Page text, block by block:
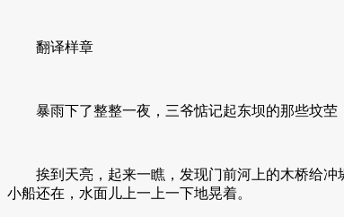
翻译样章
暴雨下了整整一夜，三爷惦记起东坝的那些坟茔
挨到天亮，起来一瞧，发现门前河上的木桥给冲
小船还在，水面儿上一上一下地晃着。